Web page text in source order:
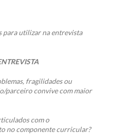
para utilizar na entrevista
fragilidades ou
parceiro convive com maior
com o
no componente curricular?